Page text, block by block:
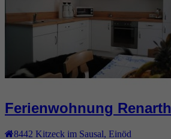
Ferienwohnung Renarth
8442 Kitzeck im Sausal Einöd